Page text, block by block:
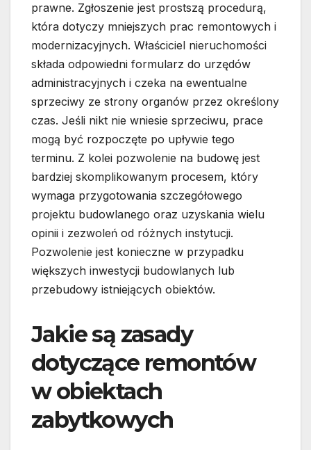
prawne. Zgłoszenie jest prostszą procedurą,
która dotyczy mniejszych prac remontowych i
modernizacyjnych. Właściciel nieruchomości
składa odpowiedni formularz do urzędów
administracyjnych i czeka na ewentualne
sprzeciwy ze strony organów przez określony
czas. Jeśli nikt nie wniesie sprzeciwu, prace
mogą być rozpoczęte po upływie tego
terminu. Z kolei pozwolenie na budowę jest
bardziej skomplikowanym procesem, który
wymaga przygotowania szczegółowego
projektu budowlanego oraz uzyskania wielu
opinii i zezwoleń od różnych instytucji.
Pozwolenie jest konieczne w przypadku
większych inwestycji budowlanych lub
przebudowy istniejących obiektów.
Jakie są zasady
dotyczące remontów
w obiektach
zabytkowych